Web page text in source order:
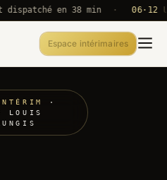
en 38 min · 06·12 UTC
Espace intérimaires
·
LOUIS